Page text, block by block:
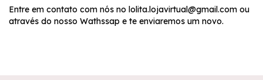
Entre em contato com nós no lolita.lojavirtual@gmail.com ou
através do nosso Wathssap e te enviaremos um novo.